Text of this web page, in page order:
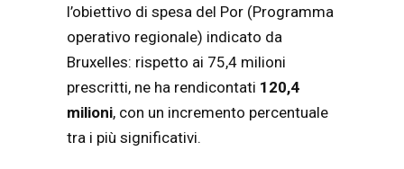
l’obiettivo di spesa del Por (Programma
operativo regionale) indicato da
Bruxelles: rispetto ai 75,4 milioni
prescritti, ne ha rendicontati 120,4
milioni, con un incremento percentuale
tra i più significativi.